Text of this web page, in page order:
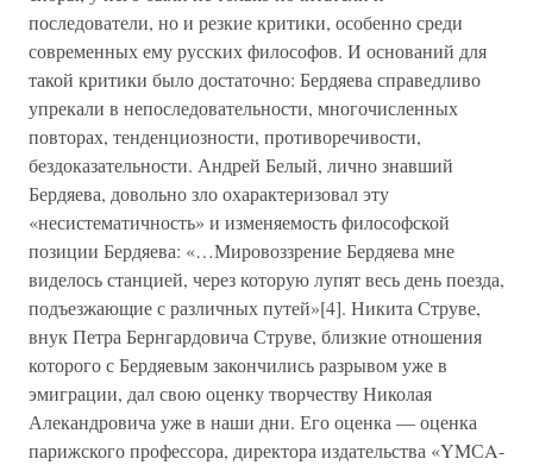
последователи, но и резкие критики, особенно среди
современных ему русских философов. И оснований для
такой критики было достаточно: Бердяева справедливо
упрекали в непоследовательности, многочисленных
повторах, тенденциозности, противоречивости,
бездоказательности. Андрей Белый, лично знавший
Бердяева, довольно зло охарактеризовал эту
«несистематичность» и изменяемость философской
позиции Бердяева: «…Мировоззрение Бердяева мне
виделось станцией, через которую лупят весь день поезда,
подъезжающие с различных путей»[4]. Никита Струве,
внук Петра Бернгардовича Струве, близкие отношения
которого с Бердяевым закончились разрывом уже в
эмиграции, дал свою оценку творчеству Николая
Алекандровича уже в наши дни. Его оценка — оценка
парижского профессора, директора издательства «YMСA-